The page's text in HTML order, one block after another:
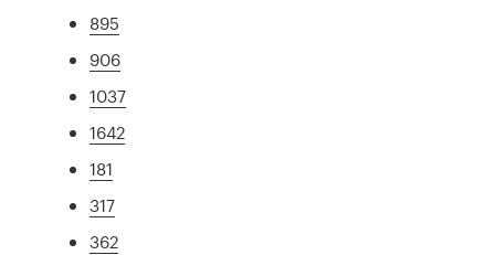
895
906
1037
1642
181
317
362